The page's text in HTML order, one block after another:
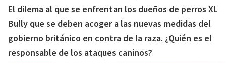
El dilema al que se enfrentan los dueños de perros XL
Bully que se deben acoger a las nuevas medidas del
gobierno británico en contra de la raza. ¿Quién es el
responsable de los ataques caninos?